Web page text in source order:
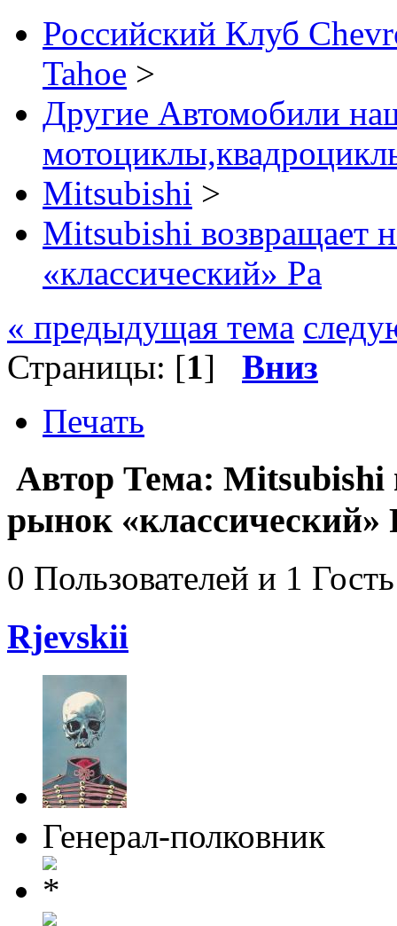
Российский Клуб
Tahoe >
Другие Автомобили
Mitsubishi >
Mitsubishi возвращает
«классический» Pa
« предыдущая тема
Страницы: [1] Вниз
Печать
Автор Тема: Mitsubishi
рынок «классический»
0 Пользователей и 1
Rjevskii
Генерал-полковник